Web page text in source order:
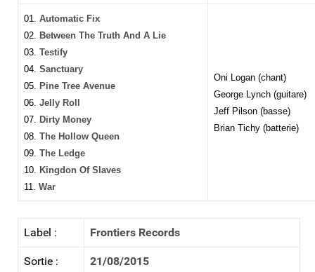
01. Automatic Fix
02. Between The Truth And A Lie
03. Testify
04. Sanctuary
05. Pine Tree Avenue
06. Jelly Roll
07. Dirty Money
08. The Hollow Queen
09. The Ledge
10. Kingdon Of Slaves
11. War
Oni Logan (chant)
George Lynch (guitare)
Jeff Pilson (basse)
Brian Tichy (batterie)
Label : Frontiers Records
Sortie : 21/08/2015